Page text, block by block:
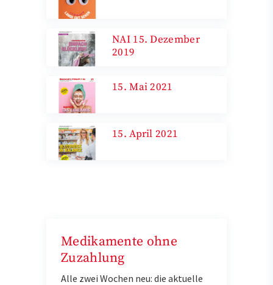
NAI 15. Dezember
2019
15. Mai 2021
15. April 2021
Medikamente ohne
Zuzahlung
Alle zwei Wochen neu: die aktuelle